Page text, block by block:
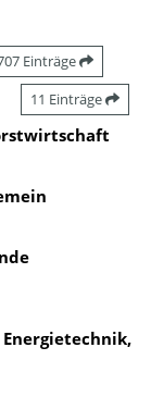
Einträge
11 Einträge